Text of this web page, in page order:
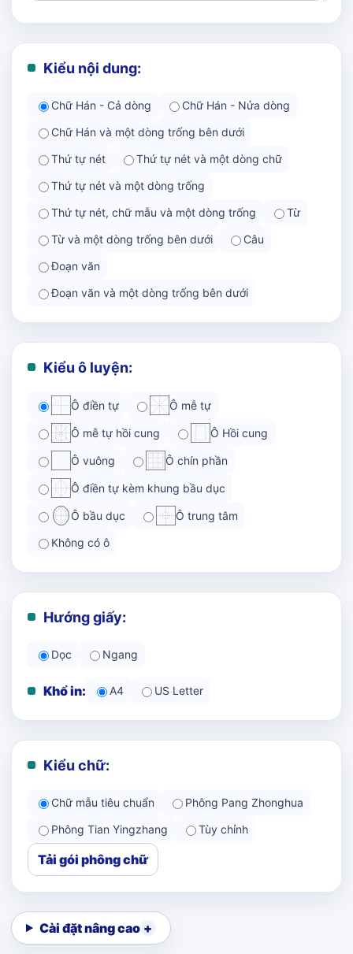
Kiểu nội dung:
Chữ Hán - Cả dòng
Chữ Hán - Nửa dòng
Chữ Hán và một dòng trống bên dưới
Thứ tự nét
Thứ tự nét và một dòng chữ
Thứ tự nét và một dòng trống
Thứ tự nét, chữ mẫu và một dòng trống
Từ
Từ và một dòng trống bên dưới
Câu
Đoạn văn
Đoạn văn và một dòng trống bên dưới
Kiểu ô luyện:
Ô điền tự Ô mễ tự
Ô mễ tự hồi cung Ô Hồi cung
Ô vuông Ô chín phần
Ô điền tự kèm khung bầu dục
Ô bầu dục Ô trung tâm
Không có ô
Hướng giấy:
Dọc Ngang
Khổ in: A4 US Letter
Kiểu chữ:
Chữ mẫu tiêu chuẩn
Phông Pang Zhonghua
Phông Tian Yingzhang
Tùy chỉnh
Tải gói phông chữ
Cài đặt nâng cao